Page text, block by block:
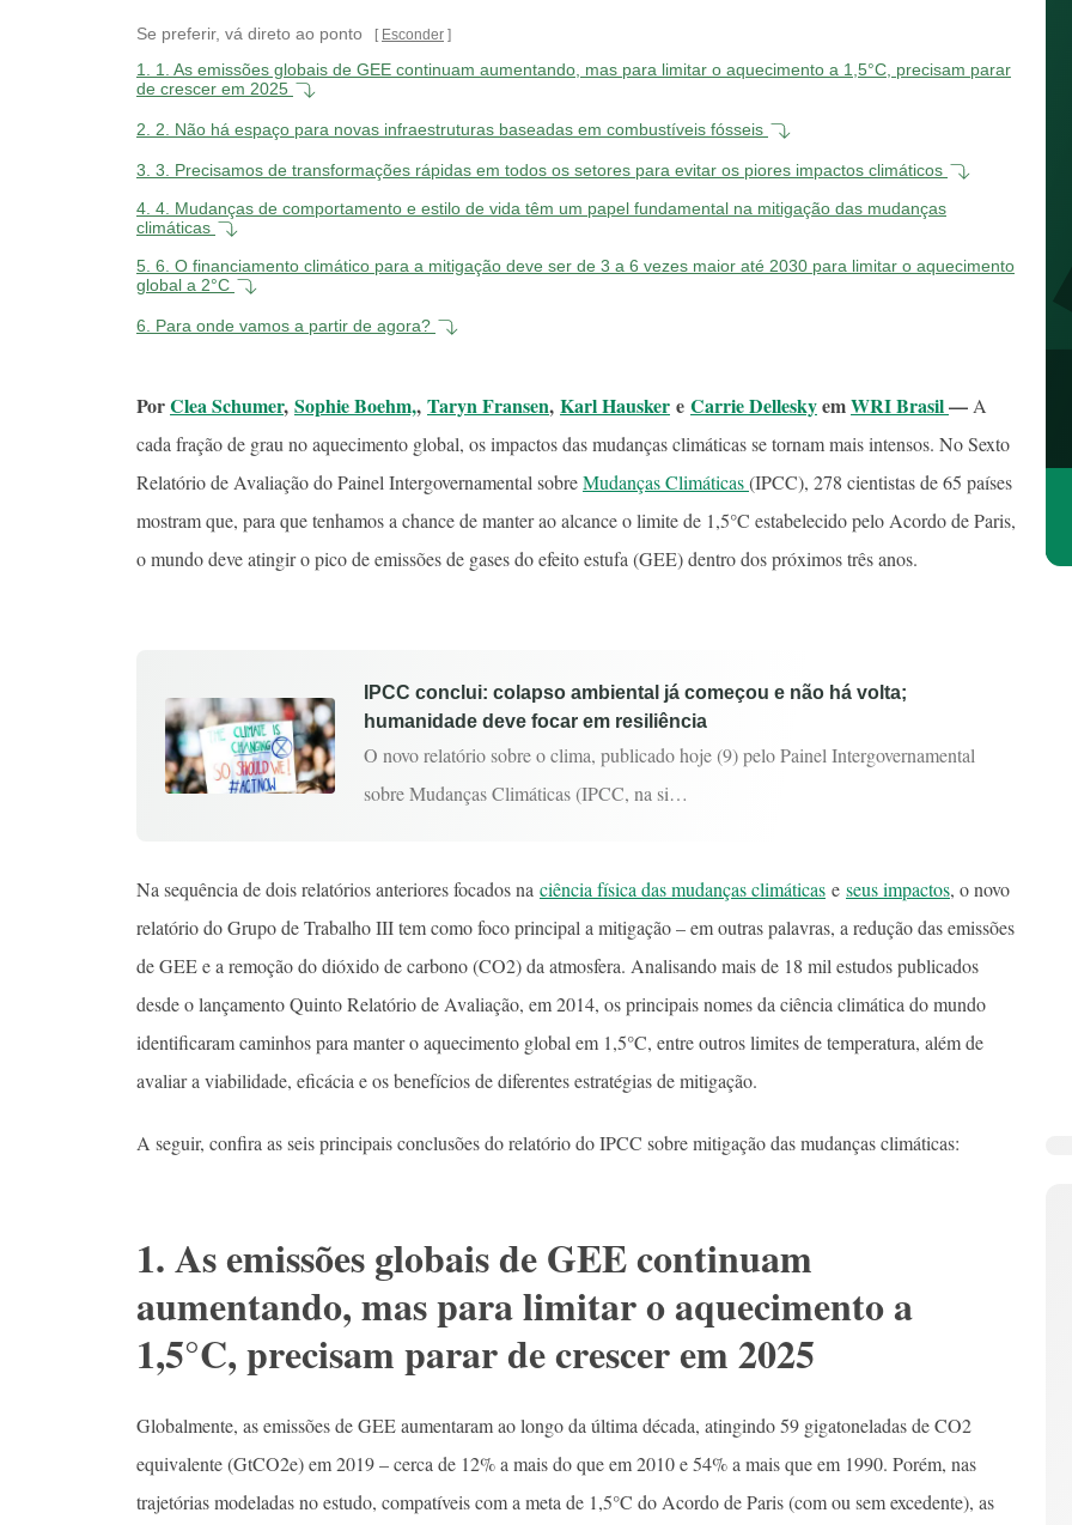
Se preferir, vá direto ao ponto Esconder
1. 1. As emissões globais de GEE continuam aumentando, mas para limitar o aquecimento a 1,5°C, precisam parar
de crescer em 2025
2. 2. Não há espaço para novas infraestruturas baseadas em combustíveis fósseis
3. 3. Precisamos de transformações rápidas em todos os setores para evitar os piores impactos climáticos
4. 4. Mudanças de comportamento e estilo de vida têm um papel fundamental na mitigação das mudanças
climáticas
5. 6. O financiamento climático para a mitigação deve ser de 3 a 6 vezes maior até 2030 para limitar o aquecimento
global a 2°C
6. Para onde vamos a partir de agora?
PorClea Schumer, Sophie Boehm,, Taryn Fransen, Karl Hausker e Carrie DelleskyemWRI Brasil—A
cada fração de grau no aquecimento global, os impactos das mudanças climáticas se tornam mais intensos. No Sexto
Relatório de Avaliação do Painel Intergovernamental sobreMudanças Climáticas(IPCC), 278 cientistas de 65 países
mostram que, para que tenhamos a chance de manter ao alcance o limite de 1,5°C estabelecido pelo Acordo de Paris,
o mundo deve atingir o pico de emissões de gases do efeito estufa (GEE) dentro dos próximos três anos.
IPCC conclui: colapso ambiental já começou e não há volta;
humanidade deve focar em resiliência
O novo relatório sobre o clima, publicado hoje (9) pelo Painel Intergovernamental
sobre Mudanças Climáticas (IPCC, na si…
Na sequência de dois relatórios anteriores focados na ciência física das mudanças climáticas e seus impactos, o novo
relatório do Grupo de Trabalho III tem como foco principal a mitigação – em outras palavras, a redução das emissões
de GEE e a remoção do dióxido de carbono (CO2) da atmosfera. Analisando mais de 18 mil estudos publicados
desde o lançamento Quinto Relatório de Avaliação, em 2014, os principais nomes da ciência climática do mundo
identificaram caminhos para manter o aquecimento global em 1,5°C, entre outros limites de temperatura, além de
avaliar a viabilidade, eficácia e os benefícios de diferentes estratégias de mitigação.
A seguir, confira as seis principais conclusões do relatório do IPCC sobre mitigação das mudanças climáticas:
1. As emissões globais de GEE continuam
aumentando, mas para limitar o aquecimento a
1,5°C, precisam parar de crescer em 2025
Globalmente, as emissões de GEE aumentaram ao longo da última década, atingindo 59 gigatoneladas de CO2
equivalente (GtCO2e) em 2019 – cerca de 12% a mais do que em 2010 e 54% a mais que em 1990. Porém, nas
trajetórias modeladas no estudo, compatíveis com a meta de 1,5°C do Acordo de Paris (com ou sem excedente), as